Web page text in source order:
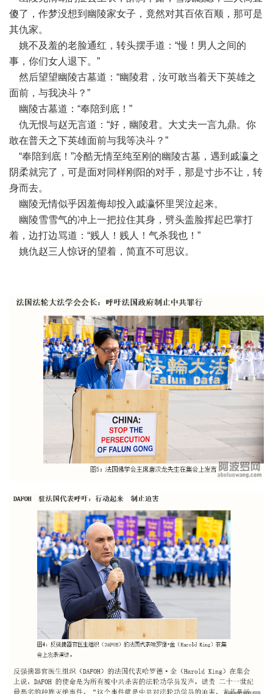
傻了，作梦没想到幽陵家女子，竟然对其百依百顺，那可是
其仇家。
姚不及羞的老脸通红，转头摆手道：“慢！男人之间的
事，你们女人退下。”
然后望望幽陵古墓道：“幽陵君，汝可敢当着天下英雄之
面前，与我决斗？”
幽陵古墓道：“奉陪到底！”
仇无恨与赵无言道：“好，幽陵君。大丈夫一言九鼎。你
敢在普天之下英雄面前与我等决斗？”
“奉陪到底！”冷酷无情至纯至刚的幽陵古墓，遇到戚瀛之
阴柔就完了，可是面对同样刚阳的对手，那是寸步不让，转
身而去。
幽陵无情似乎因羞侮却投入戚瀛怀里哭泣起来。
幽陵雪雪气的冲上一把拉住其身，劈头盖脸挥起巴掌打
着，边打边骂道：“贱人！贱人！气杀我也！”
姚仇赵三人惊讶的望着，简直不可思议。